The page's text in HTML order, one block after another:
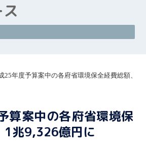
25年度予算案中の各府省環境保全経費総額、
算案中の各府省環境保
1兆9,326億円に